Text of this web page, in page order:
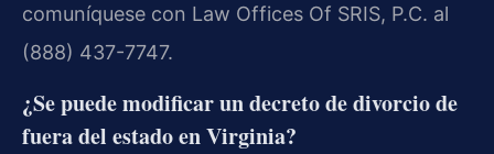
comuníquese con Law Offices Of SRIS, P.C. al
(888) 437-7747.
¿Se puede modificar un decreto de divorcio de
fuera del estado en Virginia?